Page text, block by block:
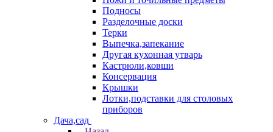
Подносы
Разделочные доски
Терки
Выпечка,запекание
Другая кухонная утварь
Кастрюли,ковши
Консервация
Крышки
Лотки,подставки для столовых
приборов
Дача,сад